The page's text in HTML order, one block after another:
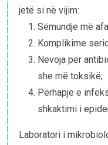
jetë si në vijim:
Sëmundje më
Komplikime
Nevoja për
she më toksikë;
Përhapje e
shkaktimi i
Laboratori i